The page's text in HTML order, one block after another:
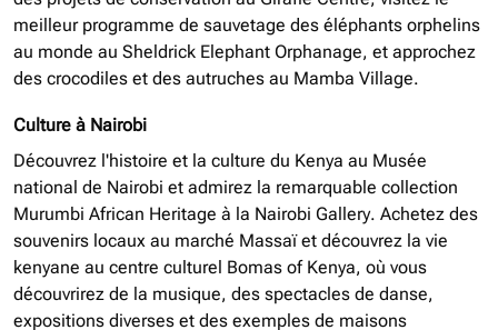
meilleur programme de sauvetage des éléphants orphelins
au monde au Sheldrick Elephant Orphanage, et approchez
des crocodiles et des autruches au Mamba Village.
Culture à Nairobi
Découvrez l'histoire et la culture du Kenya au Musée
national de Nairobi et admirez la remarquable collection
Murumbi African Heritage à la Nairobi Gallery. Achetez des
souvenirs locaux au marché Massaï et découvrez la vie
kenyane au centre culturel Bomas of Kenya, où vous
découvrirez de la musique, des spectacles de danse,
expositions diverses et des exemples de maisons